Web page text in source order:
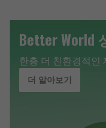
Better World
한층 더 친환경적인
더 알아보기